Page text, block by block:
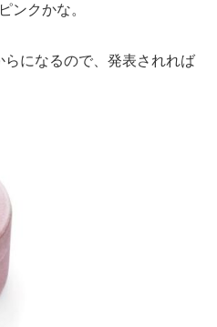
ンクかな。
になるので、発表されれば